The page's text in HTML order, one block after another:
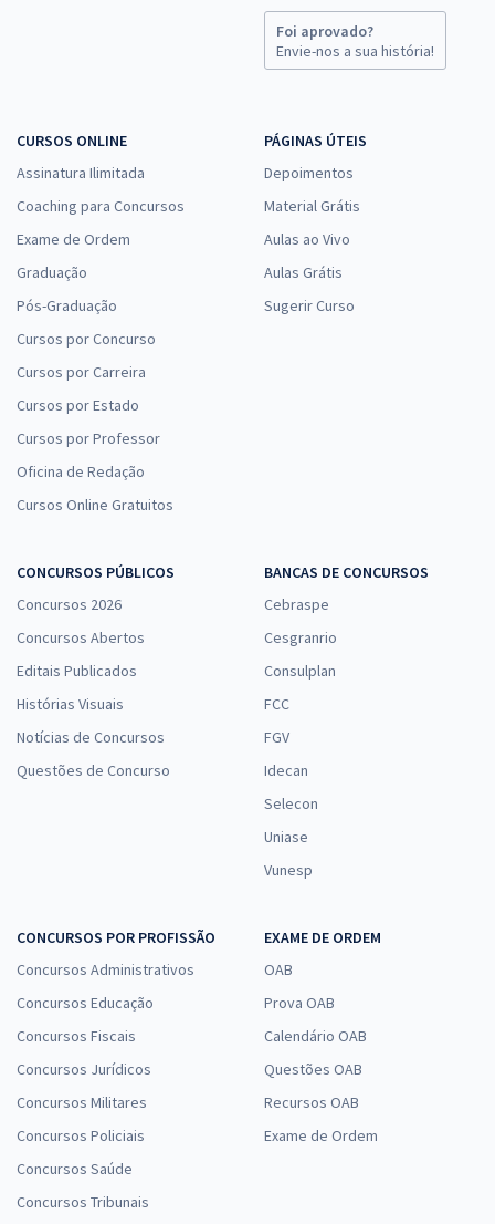
Foi aprovado?
Envie-nos a sua história!
CURSOS ONLINE
Assinatura Ilimitada
Coaching para Concursos
Exame de Ordem
Graduação
Pós-Graduação
Cursos por Concurso
Cursos por Carreira
Cursos por Estado
Cursos por Professor
Oficina de Redação
Cursos Online Gratuitos
PÁGINAS ÚTEIS
Depoimentos
Material Grátis
Aulas ao Vivo
Aulas Grátis
Sugerir Curso
CONCURSOS PÚBLICOS
Concursos 2026
Concursos Abertos
Editais Publicados
Histórias Visuais
Notícias de Concursos
Questões de Concurso
BANCAS DE CONCURSOS
Cebraspe
Cesgranrio
Consulplan
FCC
FGV
Idecan
Selecon
Uniase
Vunesp
CONCURSOS POR PROFISSÃO
Concursos Administrativos
Concursos Educação
Concursos Fiscais
Concursos Jurídicos
Concursos Militares
Concursos Policiais
Concursos Saúde
Concursos Tribunais
EXAME DE ORDEM
OAB
Prova OAB
Calendário OAB
Questões OAB
Recursos OAB
Exame de Ordem